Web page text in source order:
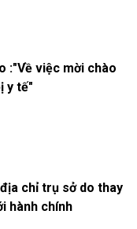
:"Về việc mời chào
y tế"
chỉ trụ sở do thay
hành chính